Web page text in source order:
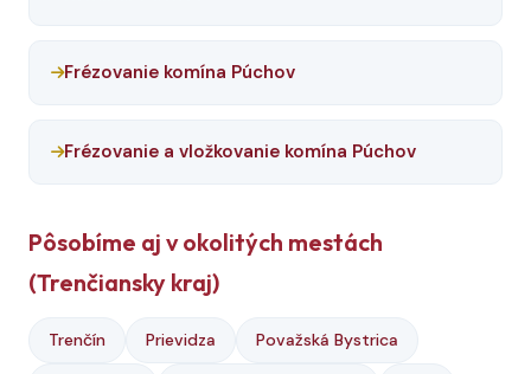
Frézovanie komína Púchov
Frézovanie a vložkovanie komína Púchov
Pôsobíme aj v okolitých mestách
(Trenčiansky kraj)
Trenčín Prievidza Považská Bystrica